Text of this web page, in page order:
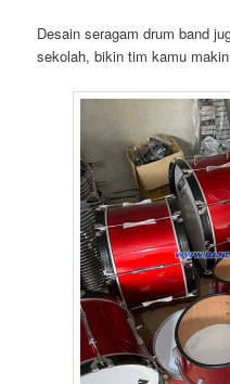
Desain seragam drum band
sekolah, bikin tim kamu